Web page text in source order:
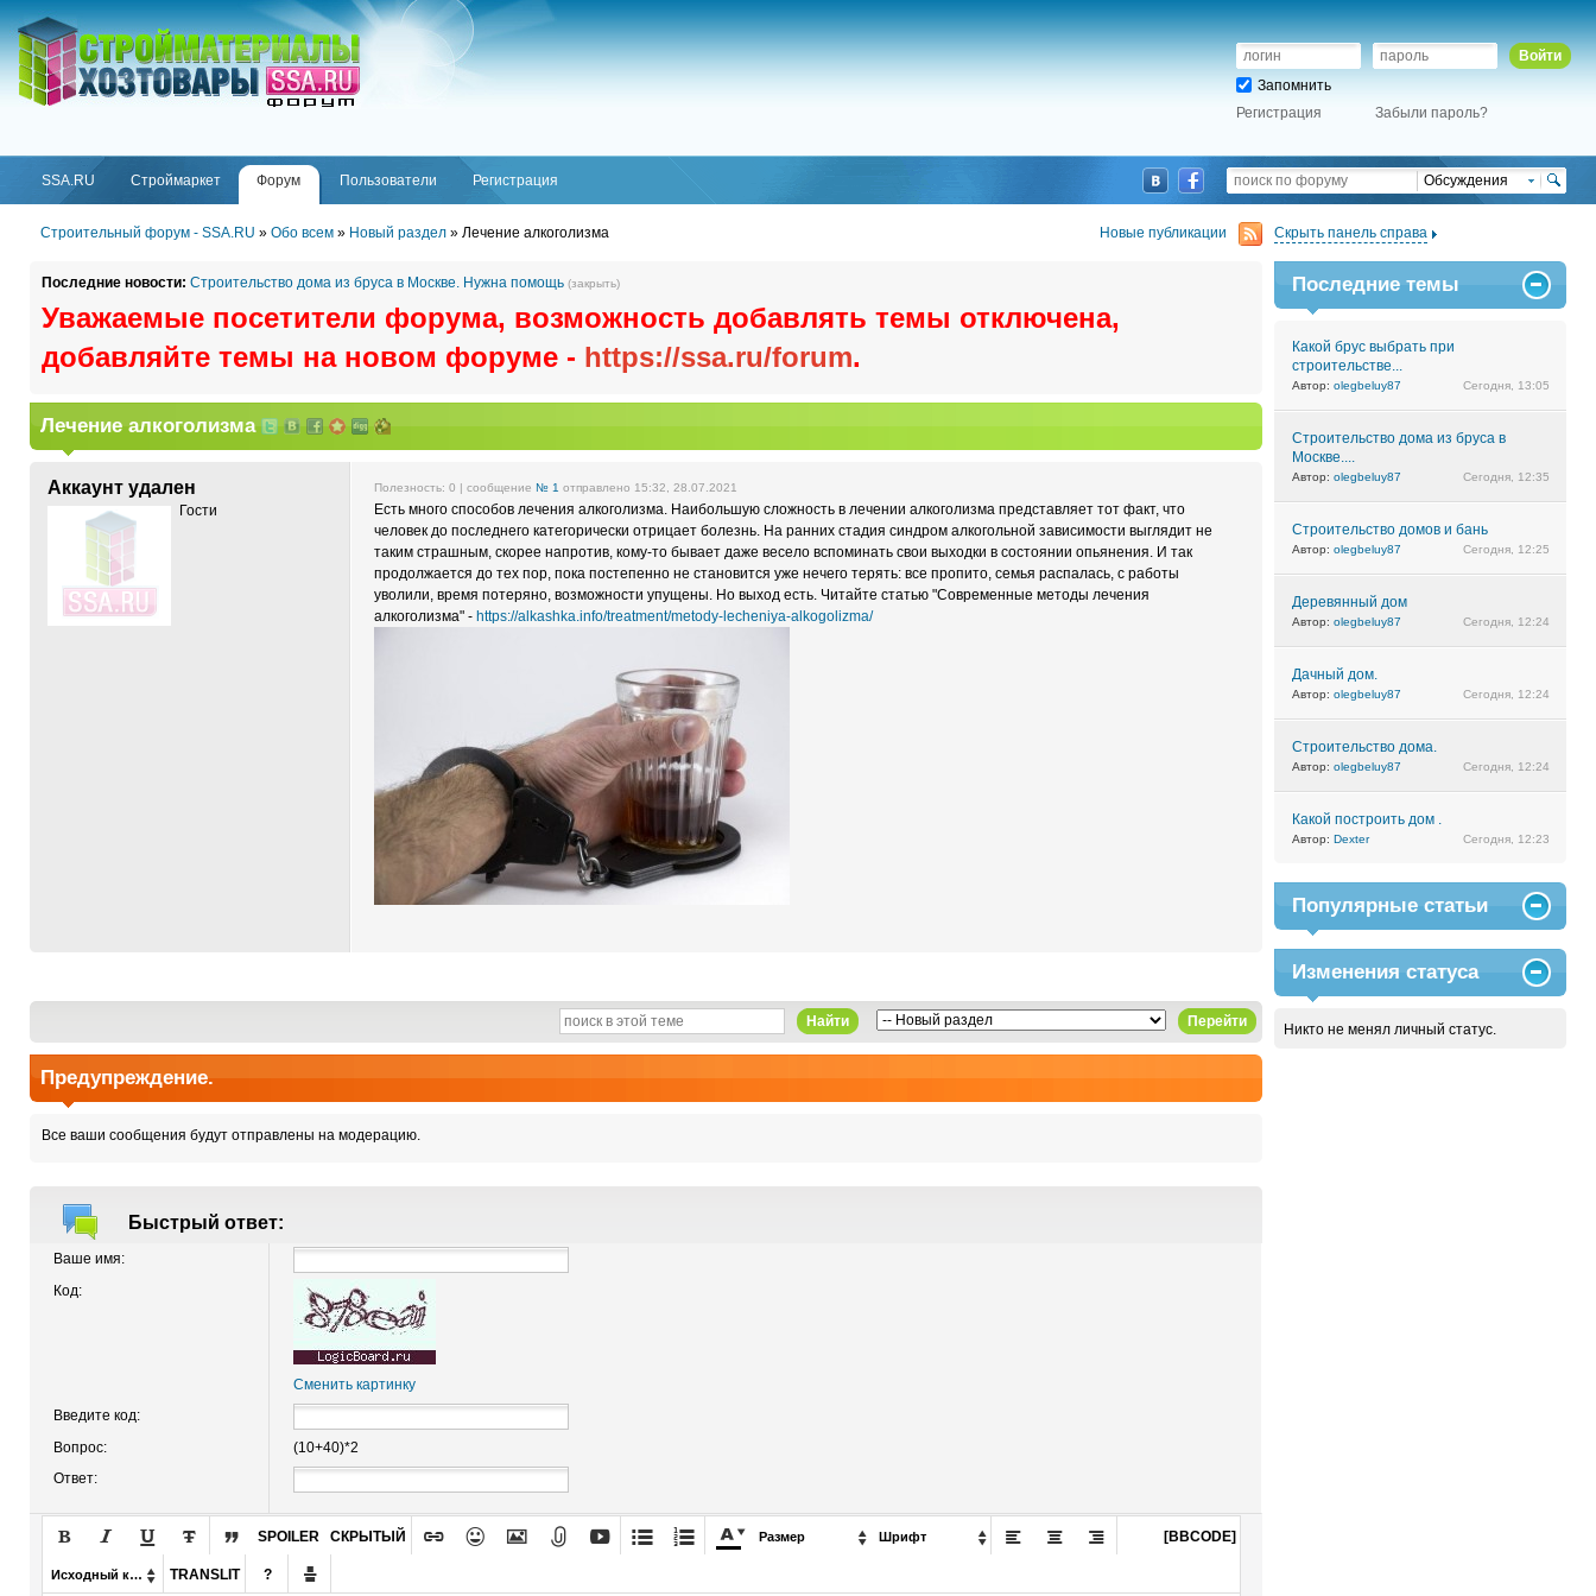
ФОРУМSSA.RU
SSA.RU Строймаркет Форум Пользователи Регистрация
Войти
Запомнить
Регистрация
Забыли пароль?
Обсуждения
Строительный форум - SSA.RU » Обо всем » Новый раздел » Лечение алкоголизма Новые публикации Скрыть панель справа
Последние новости: Строительство дома из бруса в Москве. Нужна помощь (закрыть)
Уважаемые посетители форума, возможность добавлять темы отключена,
добавляйте темы на новом форуме - https://ssa.ru/forum.
Лечение алкоголизма
Аккаунт удален
Гости
Полезность: 0 | сообщение № 1 отправлено 15:32, 28.07.2021
Есть много способов лечения алкоголизма. Наибольшую сложность в лечении алкоголизма представляет тот факт, что
человек до последнего категорически отрицает болезнь. На ранних стадия синдром алкогольной зависимости выглядит не
таким страшным, скорее напротив, кому-то бывает даже весело вспоминать свои выходки в состоянии опьянения. И так
продолжается до тех пор, пока постепенно не становится уже нечего терять: все пропито, семья распалась, с работы
уволили, время потеряно, возможности упущены. Но выход есть. Читайте статью "Современные методы лечения
алкоголизма" - https://alkashka.info/treatment/metody-lecheniya-alkogolizma/
Перейти
Найти
Предупреждение.
Все ваши сообщения будут отправлены на модерацию.
Быстрый ответ:
Ваше имя:
Код:
Сменить картинку
Введите код:
Вопрос:
(10+40)*2
Ответ:
     SPOILER СКРЫТЫЙ         Размер  Шрифт    
Исходный код  TRANSLIT ? 
[BBCODE]
Последние темы
Какой брус выбрать при
строительстве...
Автор: olegbeluy87 Сегодня, 13:05
Строительство дома из бруса в
Москве....
Автор: olegbeluy87 Сегодня, 12:35
Строительство домов и бань
Автор: olegbeluy87 Сегодня, 12:25
Деревянный дом
Автор: olegbeluy87 Сегодня, 12:24
Дачный дом.
Автор: olegbeluy87 Сегодня, 12:24
Строительство дома.
Автор: olegbeluy87 Сегодня, 12:24
Какой построить дом .
Автор: Dexter Сегодня, 12:23
Популярные статьи
Изменения статуса
Никто не менял личный статус.